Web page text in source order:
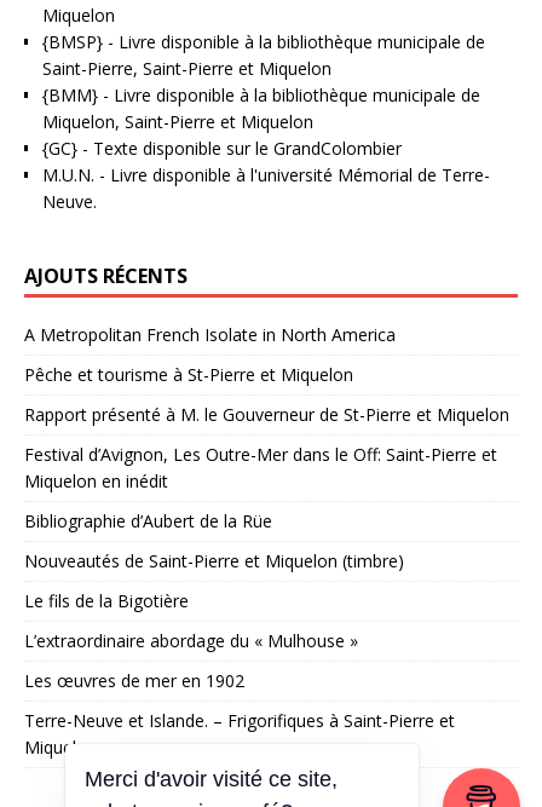
Miquelon
{BMSP} - Livre disponible à la bibliothèque municipale de
Saint-Pierre, Saint-Pierre et Miquelon
{BMM} - Livre disponible à la bibliothèque municipale de
Miquelon, Saint-Pierre et Miquelon
{GC} - Texte disponible sur le GrandColombier
M.U.N. - Livre disponible à l'université Mémorial de Terre-
Neuve.
AJOUTS RÉCENTS
A Metropolitan French Isolate in North America
Pêche et tourisme à St-Pierre et Miquelon
Rapport présenté à M. le Gouverneur de St-Pierre et Miquelon
Festival d’Avignon, Les Outre-Mer dans le Off: Saint-Pierre et
Miquelon en inédit
Bibliographie d’Aubert de la Rüe
Nouveautés de Saint-Pierre et Miquelon (timbre)
Le fils de la Bigotière
L’extraordinaire abordage du « Mulhouse »
Les œuvres de mer en 1902
Terre-Neuve et Islande. – Frigorifiques à Saint-Pierre et
Miquelon
Merci d'avoir visité ce site,